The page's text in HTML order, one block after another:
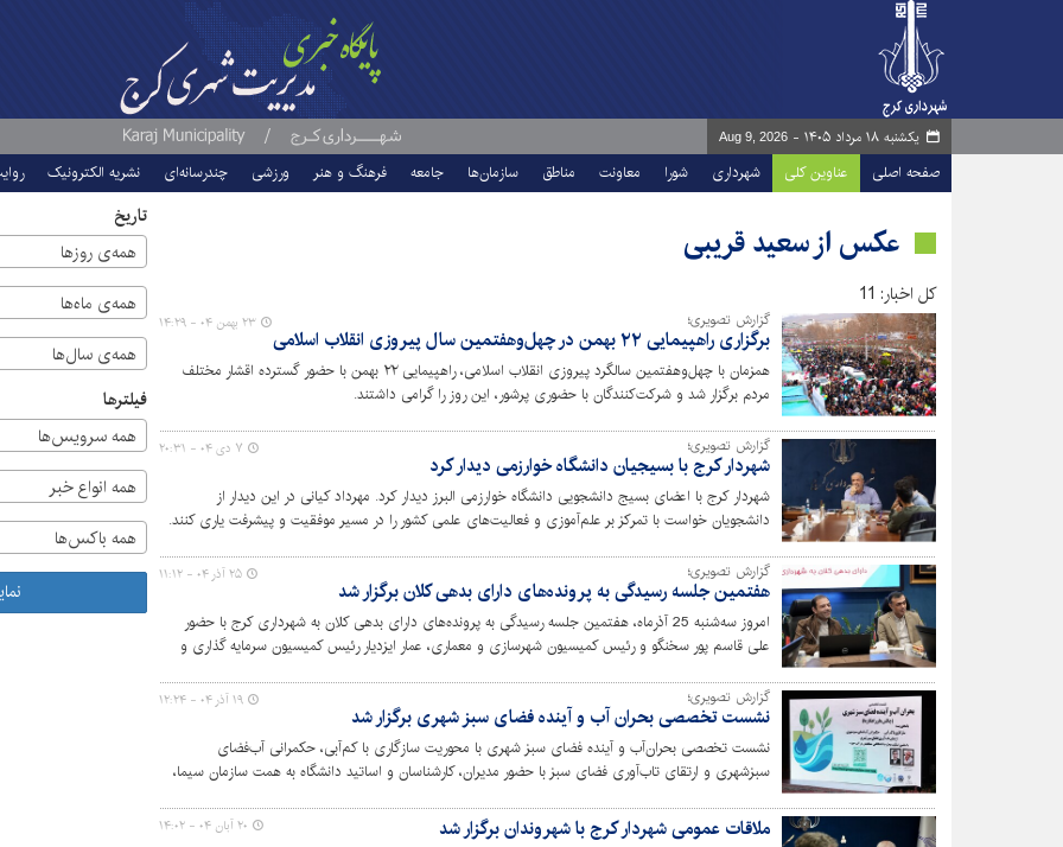
یکشنبه ۱۸ مرداد ۱۴۰۵ - Aug 9, 2026
صفحه اصلی عناوین کلی شهرداری شورا معاونت مناطق سازمان‌ها جامعه فرهنگ و هنر ورزشی چندرسانه‌ای نشریه الکترونیک
عکس از سعید قریبی
کل اخبار: 11
گزارش تصویری؛
برگزاری راهپیمایی ۲۲ بهمن در چهل‌وهفتمین سال پیروزی انقلاب اسلامی
همزمان با چهل‌وهفتمین سالگرد پیروزی انقلاب اسلامی، راهپیمایی ۲۲ بهمن با حضور گسترده اقشار مختلف
مردم برگزار شد و شرکت‌کنندگان با حضوری پرشور، این روز را گرامی داشتند.
۲۳ بهمن ۰۴ - ۱۴:۲۹
گزارش تصویری؛
شهردار کرج با بسیجیان دانشگاه خوارزمی دیدار کرد
شهردار کرج با اعضای بسیج دانشجویی دانشگاه خوارزمی البرز دیدار کرد. مهرداد کیانی در این دیدار از
دانشجویان خواست با تمرکز بر علم‌آموزی و فعالیت‌های علمی کشور را در مسیر موفقیت و پیشرفت یاری کنند.
۷ دی ۰۴ - ۲۰:۳۱
گزارش تصویری؛
هفتمین جلسه رسیدگی به پرونده‌های دارای بدهی‌ کلان برگزار شد
امروز سه‌شنبه 25 آذرماه، هفتمین جلسه رسیدگی به پرونده‌های دارای بدهی کلان به شهرداری کرج با حضور
علی قاسم پور سخنگو و رئیس کمیسیون شهرسازی و معماری، عمار ایزدیار رئیس کمیسیون سرمایه گذاری و
۲۵ آذر ۰۴ - ۱۱:۱۲
گزارش تصویری؛
نشست تخصصی بحران آب و آینده فضای سبز شهری برگزار شد
نشست تخصصی بحران‌آب و آینده فضای سبز شهری با محوریت سازگاری با کم‌آبی، حکمرانی آب‌فضای
سبزشهری و ارتقای تاب‌آوری فضای سبز با حضور مدیران، کارشناسان و اساتید دانشگاه به همت سازمان سیما،
۱۹ آذر ۰۴ - ۱۲:۲۴
ملاقات عمومی شهردار کرج با شهروندان برگزار شد ۲۰ آبان ۰۴ - ۱۴:۰۲
تاریخ
همه‌ی روزها
همه‌ی ماه‌ها
همه‌ی سال‌ها
فیلترها
همه سرویس‌ها
همه انواع خبر
همه باکس‌ها